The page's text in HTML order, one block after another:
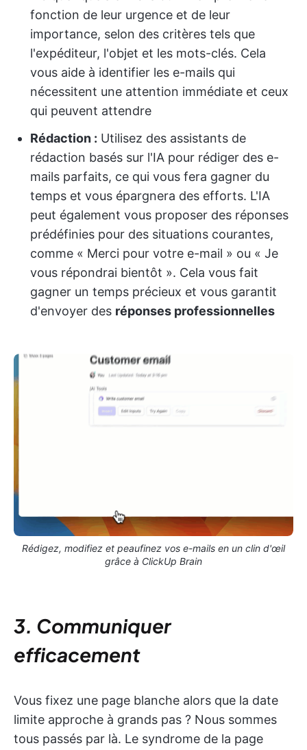
fonction de leur urgence et de leur
importance, selon des critères tels que
l'expéditeur, l'objet et les mots-clés. Cela
vous aide à identifier les e-mails qui
nécessitent une attention immédiate et ceux
qui peuvent attendre
Rédaction : Utilisez des assistants de
rédaction basés sur l'IA pour rédiger des e-
mails parfaits, ce qui vous fera gagner du
temps et vous épargnera des efforts. L'IA
peut également vous proposer des réponses
prédéfinies pour des situations courantes,
comme « Merci pour votre e-mail » ou « Je
vous répondrai bientôt ». Cela vous fait
gagner un temps précieux et vous garantit
d'envoyer des réponses professionnelles
Rédigez, modifiez et peaufinez vos e-mails en un clin d'œil
grâce à ClickUp Brain
3. Communiquer
efficacement
Vous fixez une page blanche alors que la date
limite approche à grands pas ? Nous sommes
tous passés par là. Le syndrome de la page